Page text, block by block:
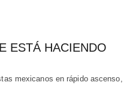
ESTÁ HACIENDO
mexicanos en rápido ascenso,